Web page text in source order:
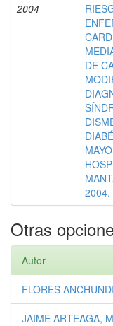
2004
DE
2004.
Otras
Autor
FLORES
JAIME ARTEAGA,